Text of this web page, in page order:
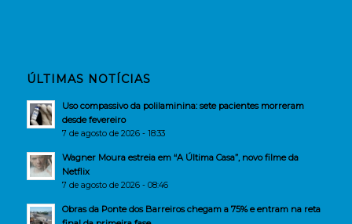
ÚLTIMAS NOTÍCIAS
Uso compassivo da polilaminina: sete pacientes morreram
desde fevereiro
7 de agosto de 2026 - 18:33
Wagner Moura estreia em “A Última Casa”, novo filme da
Netflix
7 de agosto de 2026 - 08:46
Obras da Ponte dos Barreiros chegam a 75% e entram na reta